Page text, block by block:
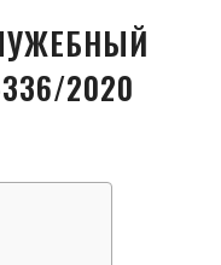
2020